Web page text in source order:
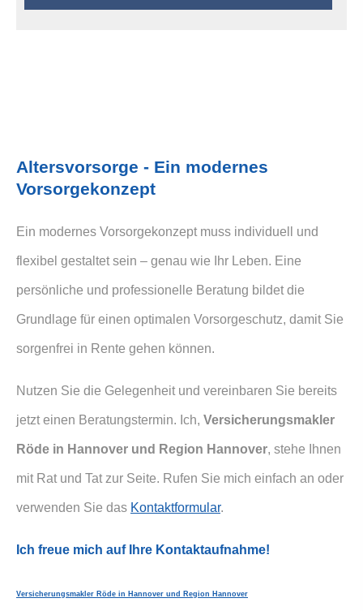
Alters­vorsorge - Ein modernes
Vorsorgekonzept
Ein modernes Vorsorgekonzept muss individuell und
flexibel gestaltet sein – genau wie Ihr Leben. Eine
persönliche und professionelle Beratung bildet die
Grundlage für einen optimalen Vorsorgeschutz, damit Sie
sorgenfrei in Rente gehen können.
Nutzen Sie die Gelegenheit und vereinbaren Sie bereits
jetzt einen Beratungstermin. Ich, Ver­sicherungs­makler
Röde in Hannover und Region Hannover, stehe Ihnen
mit Rat und Tat zur Seite. Rufen Sie mich einfach an oder
verwenden Sie das Kontaktformular.
Ich freue mich auf Ihre Kontaktaufnahme!
Ver­sicherungs­makler Röde in Hannover und Region Hannover